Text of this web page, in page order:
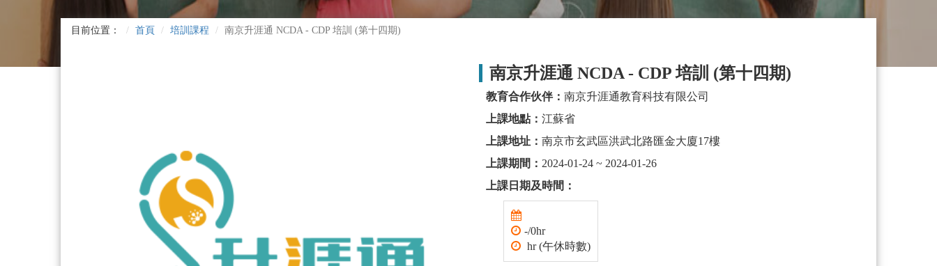
目前位置： 首頁 培訓課程 南京升涯通 NCDA - CDP 培訓 (第十四期)
南京升涯通 NCDA - CDP 培訓 (第十四期)
教育合作伙伴： 南京升涯通教育科技有限公司
上課地點： 江蘇省
上課地址： 南京市玄武區洪武北路匯金大廈17樓
上課期間： 2024-01-24 ~ 2024-01-26
上課日期及時間：
-/0hr
hr (午休時數)